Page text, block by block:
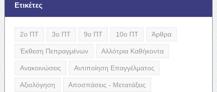
Ετικέτες
2ο ΠΤ 3ο ΠΤ 9ο ΠΤ 10ο ΠΤ Άρθρα
Έκθεση Πεπραγμένων Αλλότρια Καθήκοντα
Ανακοινώσεις Αντιποίηση Επαγγέλματος
Αξιολόγηση Αποσπάσεις - Μετατάξεις